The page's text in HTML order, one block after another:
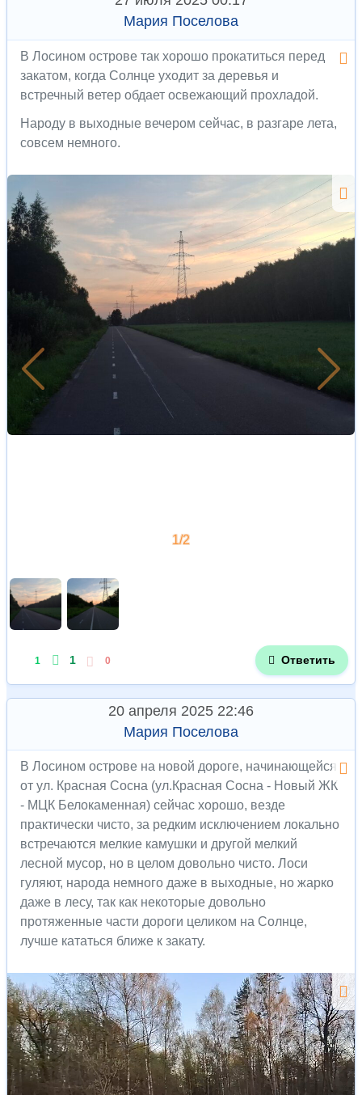
Мария Поселова
В Лосином острове так хорошо прокатиться перед
закатом, когда Солнце уходит за деревья и
встречный ветер обдает освежающий прохладой.
Народу в выходные вечером сейчас, в разгаре лета,
совсем немного.
1/2
Позже
1 1 0 Ответить
20 апреля 2025 22:46
Мария Поселова
В Лосином острове на новой дороге, начинающейся
от ул. Красная Сосна (ул.Красная Сосна - Новый ЖК
- МЦК Белокаменная) сейчас хорошо, везде
практически чисто, за редким исключением локально
встречаются мелкие камушки и другой мелкий
лесной мусор, но в целом довольно чисто. Лоси
гуляют, народа немного даже в выходные, но жарко
даже в лесу, так как некоторые довольно
протяженные части дороги целиком на Солнце,
лучше кататься ближе к закату.